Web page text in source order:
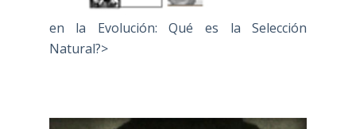
en la Evolución: Qué es la Selección
Natural?>